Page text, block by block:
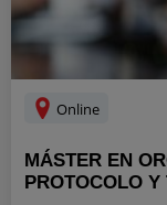
Online
MÁSTER EN
PROTOCOLO